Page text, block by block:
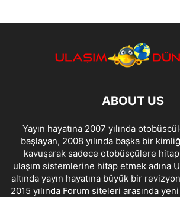
ABOUT US
Yayın hayatına 2007 yılında
başlayan, 2008 yılında başka bir
kavuşarak sadece otobüsçülere
ulaşım sistemlerine hitap etmek adına
altında yayın hayatına büyük bir
2015 yılında Forum siteleri arasında